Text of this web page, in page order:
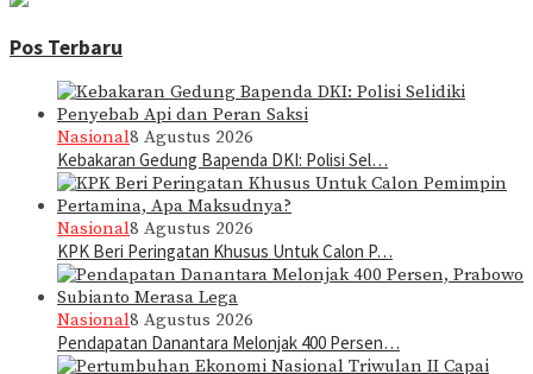
Pos Terbaru
Nasional8 Agustus 2026
Kebakaran Gedung Bapenda DKI: Polisi Sel…
Nasional8 Agustus 2026
KPK Beri Peringatan Khusus Untuk Calon P…
Nasional8 Agustus 2026
Pendapatan Danantara Melonjak 400 Persen…